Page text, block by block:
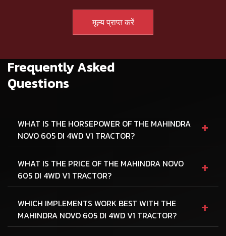
Frequently Asked
Questions
WHAT IS THE HORSEPOWER OF THE MAHINDRA
NOVO 605 DI 4WD V1 TRACTOR?
+
WHAT IS THE PRICE OF THE MAHINDRA NOVO
605 DI 4WD V1 TRACTOR?
+
WHICH IMPLEMENTS WORK BEST WITH THE
MAHINDRA NOVO 605 DI 4WD V1 TRACTOR?
+